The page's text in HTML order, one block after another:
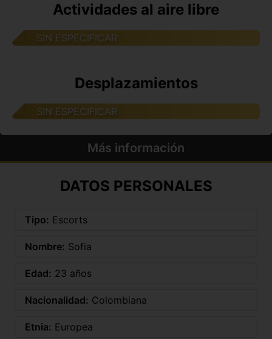
Actividades al aire libre
SIN ESPECIFICAR
Desplazamientos
SIN ESPECIFICAR
Más información
DATOS PERSONALES
Tipo: Escorts
Nombre: Sofia
Edad: 23 años
Nacionalidad: Colombiana
Etnia: Europea